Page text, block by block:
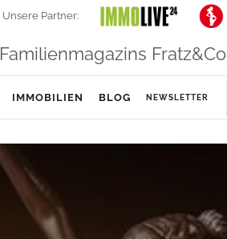
Unsere Partner:
Fratz&Co
IMMOBILIEN BLOG NEWSLETTER